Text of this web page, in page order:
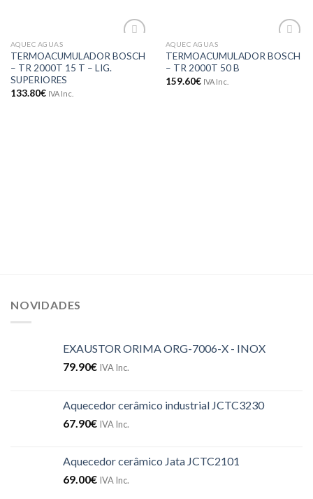
aos meus
desejos
AQUEC AGUAS
TERMOACUMULADOR BOSCH
– TR 2000T 15 T – LIG.
SUPERIORES
133.80€ IVA Inc.
aos meus
AQUEC AGUAS
TERMOACUMULADOR BOSCH
– TR 2000T 50 B
159.60€ IVA Inc.
NOVIDADES
EXAUSTOR ORIMA ORG-7006-X - INOX
79.90€ IVA Inc.
Aquecedor cerâmico industrial JCTC3230
67.90€ IVA Inc.
Aquecedor cerâmico Jata JCTC2101
69.00€ IVA Inc.